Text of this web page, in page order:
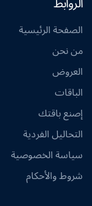
الصفحة الرئيسية
من نحن
العروض
الباقات
إصنع باقتك
التحاليل الفردية
سياسة الخصوصية
شروط والأحكام